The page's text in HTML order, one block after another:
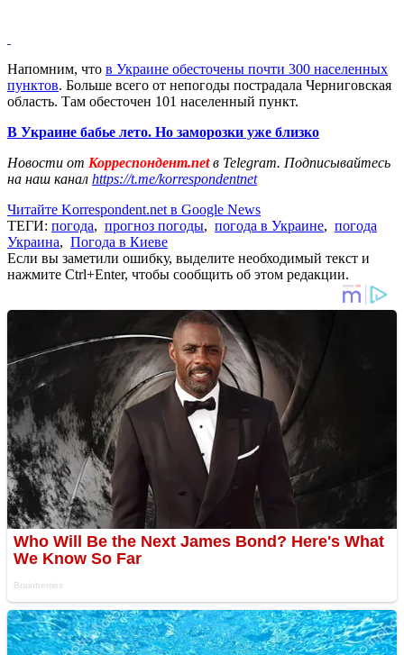
Напомним, что в Украине обесточены почти 300 населенных
пунктов. Больше всего от непогоды пострадала Черниговская
область. Там обесточен 101 населенный пункт.
В Украине бабье лето. Но заморозки уже близко
Новости от Корреспондент.netв Telegram. Подписывайтесь
на наш канал https://t.me/korrespondentnet
Читайте Korrespondent.net в Google News
ТЕГИ: погода, прогноз погоды, погода в Украине, погода
Украина, Погода в Киеве
Если вы заметили ошибку, выделите необходимый текст и
нажмите Ctrl+Enter, чтобы сообщить об этом редакции.